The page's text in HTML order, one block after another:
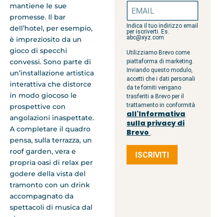
mantiene le sue
promesse. Il bar
dell’hotel, per esempio,
è impreziosito da un
gioco di specchi
convessi. Sono parte di
un’installazione artistica
interattiva che distorce
in modo giocoso le
prospettive con
angolazioni inaspettate.
A completare il quadro
pensa, sulla terrazza, un
roof garden, vera e
propria oasi di relax per
godere della vista del
tramonto con un drink
accompagnato da
spettacoli di musica dal
Indica il tuo indirizzo email
per iscriverti. Es.
abc@xyz.com
Utilizziamo Brevo come
piattaforma di marketing.
Inviando questo modulo,
accetti che i dati personali
da te forniti vengano
trasferiti a Brevo per il
trattamento in conformità
all'Informativa
sulla privacy di
Brevo .
ISCRIVITI